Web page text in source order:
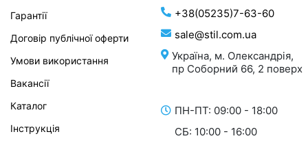
+38(05235)7-63-60
sale@stil.com.ua
Україна, м. Олександрія,
пр Соборний 66, 2 поверх
ПН-ПТ: 09:00 - 18:00
СБ: 10:00 - 16:00
Гарантії
Договір публічної оферти
Умови використання
Вакансії
Каталог
Інструкція